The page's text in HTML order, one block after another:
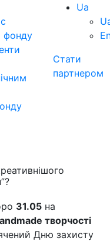
фонду
Ua
Стати
партнером
31.05 на
творчості
Дню захисту